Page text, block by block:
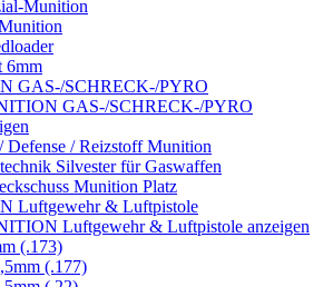
Munition
6mm
GAS-/SCHRECK-/PYRO
GAS-/SCHRECK-/PYRO
Defense / Reizstoff Munition
Silvester für Gaswaffen
Munition Platz
Luftgewehr & Luftpistole
Luftgewehr & Luftpistole anzeigen
(.173)
(.177)